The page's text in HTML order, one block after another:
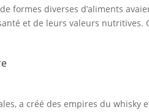
formes diverses d’aliments
et de leurs valeurs
a créé des empires du